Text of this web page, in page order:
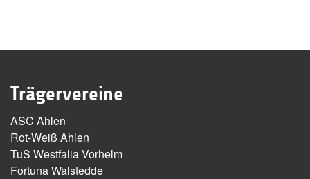
Trägervereine
ASC Ahlen
Rot-Weiß Ahlen
TuS Westfalia Vorhelm
Fortuna Walstedde